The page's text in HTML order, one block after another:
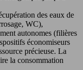
des eaux de
WC),
autonomes (filières
économiseurs
précieuse. La
la consommation